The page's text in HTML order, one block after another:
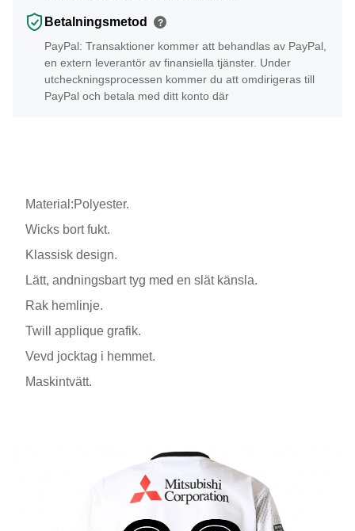
Betalningsmetod ?
PayPal: Transaktioner kommer att behandlas av PayPal,
en extern leverantör av finansiella tjänster. Under
utcheckningsprocessen kommer du att omdirigeras till
PayPal och betala med ditt konto där
Material:Polyester.
Wicks bort fukt.
Klassisk design.
Lätt, andningsbart tyg med en slät känsla.
Rak hemlinje.
Twill applique grafik.
Vevd jocktag i hemmet.
Maskintvätt.